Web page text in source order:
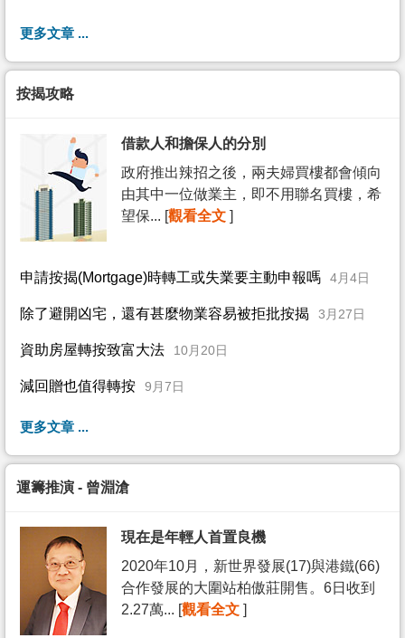
更多文章 ...
按揭攻略
借款人和擔保人的分別
政府推出辣招之後，兩夫婦買樓都會傾向
由其中一位做業主，即不用聯名買樓，希
望保... [觀看全文 ]
申請按揭(Mortgage)時轉工或失業要主動申報嗎 4月4日
除了避開凶宅，還有甚麼物業容易被拒批按揭 3月27日
資助房屋轉按致富大法 10月20日
減回贈也值得轉按 9月7日
更多文章 ...
運籌推演 - 曾淵滄
現在是年輕人首置良機
2020年10月，新世界發展(17)與港鐵(66)
合作發展的大圍站柏傲莊開售。6日收到
2.27萬... [觀看全文 ]